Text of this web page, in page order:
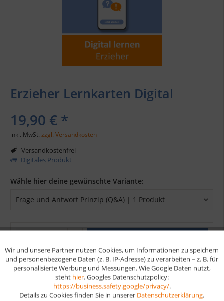
Erzieher Lernkarten Digital
19,90 € *
inkl. MwSt. zzgl. Versandkosten
Versandkostenfrei
Digitales Produkt
Wähle hier deine gewünschte Variante:
Merken
Artikel-Nr.: D218
Funktionale Aktiv
Aktiv
Wir und unsere Partner nutzen Cookies, um Informationen zu speichern
und personenbezogene Daten (z. B. IP-Adresse) zu verarbeiten – z. B. für
personalisierte Werbung und Messungen. Wie Google Daten nutzt,
steht hier. Googles Datenschutzpolicy:
https://business.safety.google/privacy/.
Details zu Cookies finden Sie in unserer Datenschutzerklärung.